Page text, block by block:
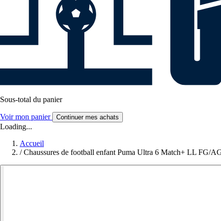
Sous-total du panier
Voir mon panier Continuer mes achats
Loading...
Accueil
/ Chaussures de football enfant Puma Ultra 6 Match+ LL FG/